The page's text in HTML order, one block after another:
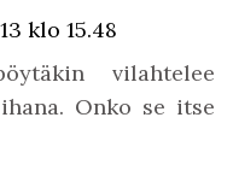
klo 15.48
vilahtelee
Onko se itse